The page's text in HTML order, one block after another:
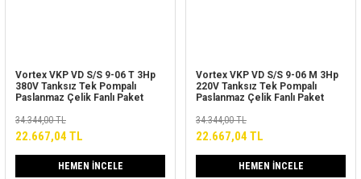
Vortex VKP VD S/S 9-06 T 3Hp
380V Tanksız Tek Pompalı
Paslanmaz Çelik Fanlı Paket
34.344,00 TL
22.667,04 TL
HEMEN İNCELE
Vortex VKP VD S/S 9-06 M 3Hp
220V Tanksız Tek Pompalı
Paslanmaz Çelik Fanlı Paket
34.344,00 TL
22.667,04 TL
HEMEN İNCELE